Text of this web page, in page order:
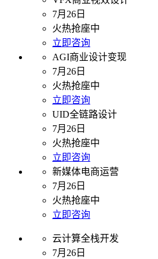
7月26日
火热抢座中
立即咨询
AGI商业设计变现
7月26日
火热抢座中
立即咨询
UID全链路设计
7月26日
火热抢座中
立即咨询
新媒体电商运营
7月26日
火热抢座中
立即咨询
云计算全栈开发
7月26日